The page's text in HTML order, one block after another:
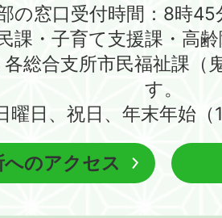
の窓口受付時間：8時
課・子育て支援課・高
総合支所市民福祉課（
す。
曜日、祝日、年末年始
へのアクセス